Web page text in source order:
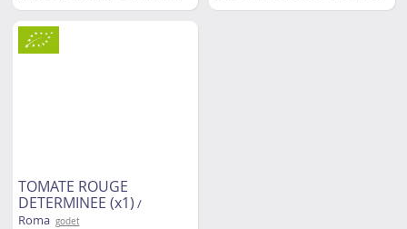
Chair dense à la saveur douce, très
juteuse et fruitée. Peut être cultivée en
pot sur les balcons et terrasses.
TOMATE ROUGE
DETERMINEE (x1) /
Roma godet